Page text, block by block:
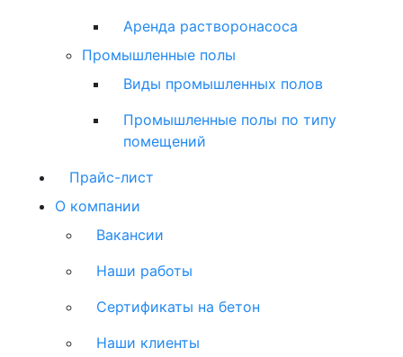
Аренда растворонасоса
Промышленные полы
Виды промышленных полов
Промышленные полы по типу
помещений
Прайс-лист
О компании
Вакансии
Наши работы
Сертификаты на бетон
Наши клиенты